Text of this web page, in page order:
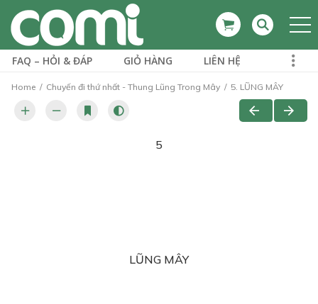
FAQ – HỎI & ĐÁP GIỎ HÀNG LIÊN HỆ
Home Chuyến đi thứ nhất - Thung Lũng Trong Mây 5. LŨNG MÂY
5
LŨNG MÂY